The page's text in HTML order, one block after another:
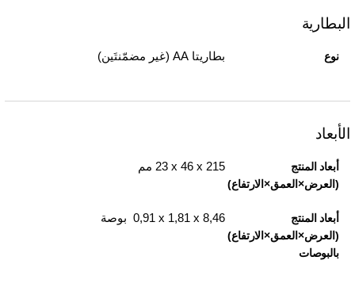
البطارية
نوع بطاريتا AA (غير مضمّنتَين)
الأبعاد
أبعاد المنتج
(العرض×العمق×الارتفاع)
215 x‏ 46 x‏ 23 مم
أبعاد المنتج
(العرض×العمق×الارتفاع)
بالبوصات
8,46 x‏ 1,81 x‏ 0,91 بوصة